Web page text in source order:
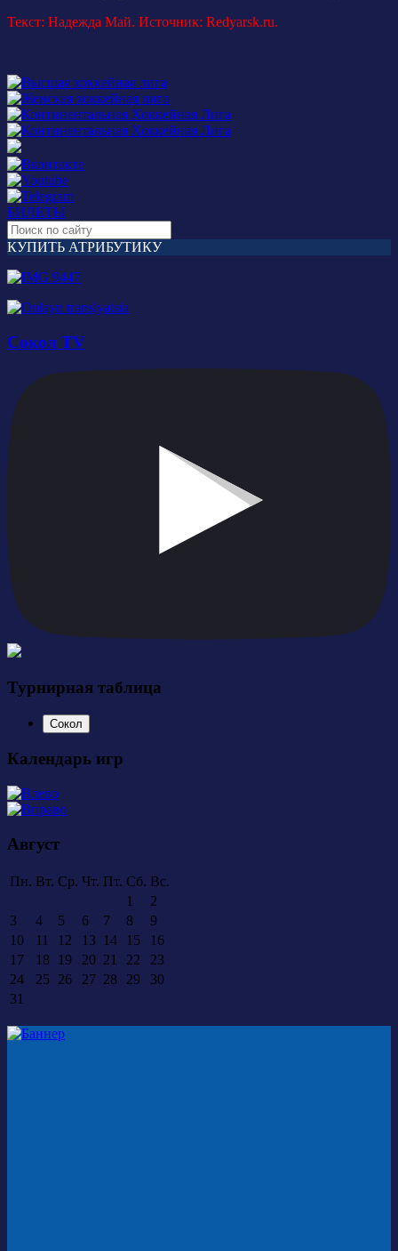
Текст: Надежда Май. Источник: Redyarsk.ru.
БИЛЕТЫ
КУПИТЬ АТРИБУТИКУ
Сокол TV
Турнирная таблица
Сокол
Календарь игр
Август
Пн. Вт. Ср. Чт. Пт. Сб. Вс.
1
2
3
4 5 6 7 8
9
10
11 12 13 14 15
16
17
18 19 20 21 22
23
24
25 26 27 28 29
30
31